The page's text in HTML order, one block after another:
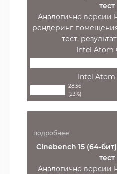
тест
Аналогично версии
рендеринг
тест,
Intel Atom
Intel Atom
28.36
(23%)
подробнее
Cinebench 15 (64-
тест
Аналогично версии